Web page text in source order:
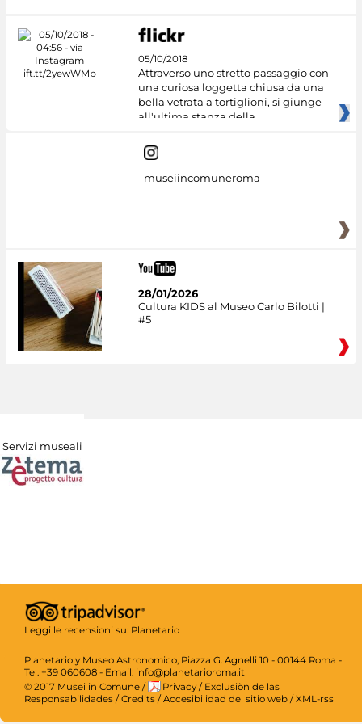
05/10/2018
Attraverso uno stretto passaggio con
una curiosa loggetta chiusa da una
bella vetrata a tortiglioni, si giunge
all'ultima stanza della
museiincomuneroma
28/01/2026
Cultura KIDS al Museo Carlo Bilotti |
#5
Servizi museali
Leggi le recensioni su: Planetario
Planetario y Museo Astronomico, Piazza G. Agnelli 10 - 00144 Roma -
Tel. +39 060608 - Email: info@planetarioroma.it
© 2017 Musei in Comune / Privacy / Exclusiòn de las
Responsabilidades / Credits / Accesibilidad del sitio web / XML-rss